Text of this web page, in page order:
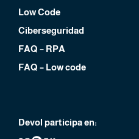
Low Code
Ciberseguridad
FAQ – RPA
FAQ – Low code
Devol participa en: